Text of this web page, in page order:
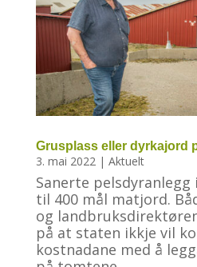
Grusplass eller dyrkajord
3. mai 2022| Aktuelt
Sanerte pelsdyranlegg
til 400 mål matjord.
og
på at staten ikkje vil
kostnadane med å